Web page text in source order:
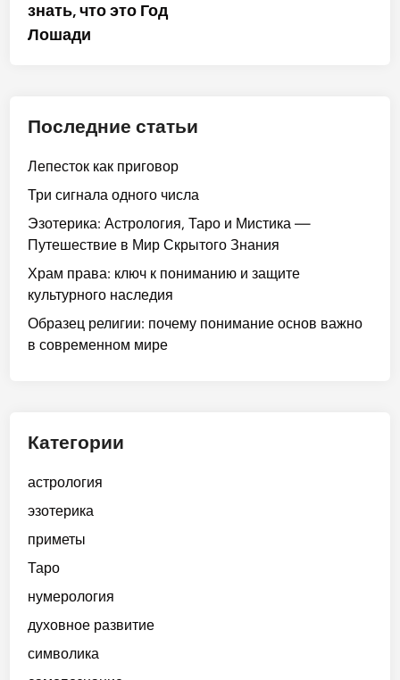
знать, что это Год
Лошади
Последние статьи
Лепесток как приговор
Три сигнала одного числа
Эзотерика: Астрология, Таро и Мистика —
Путешествие в Мир Скрытого Знания
Храм права: ключ к пониманию и защите
культурного наследия
Образец религии: почему понимание основ важно
в современном мире
Категории
астрология
эзотерика
приметы
Таро
нумерология
духовное развитие
символика